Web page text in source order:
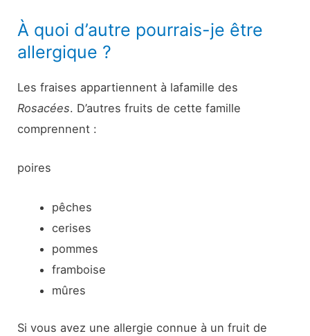
À quoi d’autre pourrais-je être
allergique ?
Les fraises appartiennent à lafamille des
Rosacées. D’autres fruits de cette famille
comprennent :
poires
pêches
cerises
pommes
framboise
mûres
Si vous avez une allergie connue à un fruit de